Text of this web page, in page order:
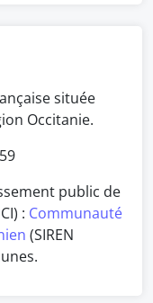
située
Occitanie.
public de
: Communauté
(SIREN